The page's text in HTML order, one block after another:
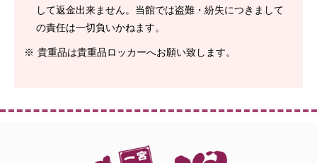
して返金出来ません。当館では盗難・紛失につきまして
の責任は一切負いかねます。
貴重品は貴重品ロッカーへお願い致します。